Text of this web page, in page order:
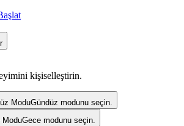
kişiselleştirin.
ModuGündüz modunu seçin.
ModuGece modunu seçin.